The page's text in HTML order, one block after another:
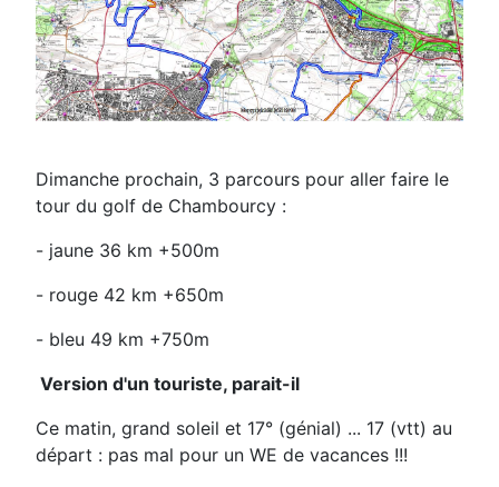
Dimanche prochain, 3 parcours pour aller faire le
tour du golf de Chambourcy :
- jaune 36 km +500m
- rouge 42 km +650m
- bleu 49 km +750m
Version d'un touriste, parait-il
Ce matin, grand soleil et 17° (génial) ... 17 (vtt) au
départ : pas mal pour un WE de vacances !!!